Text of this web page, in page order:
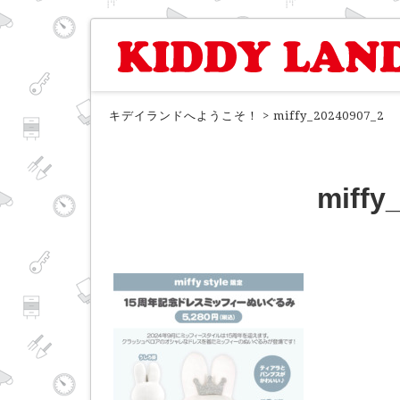
キデイランドへようこそ！ > miffy_20240907_2